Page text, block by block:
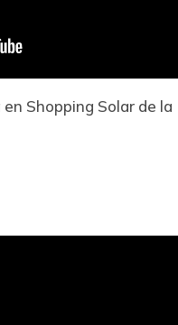
Shopping Solar de la